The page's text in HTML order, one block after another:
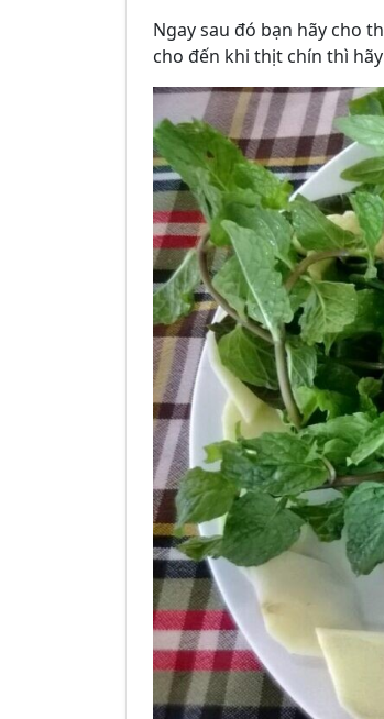
Ngay sau đó bạn hãy cho
cho đến khi thịt chín thì